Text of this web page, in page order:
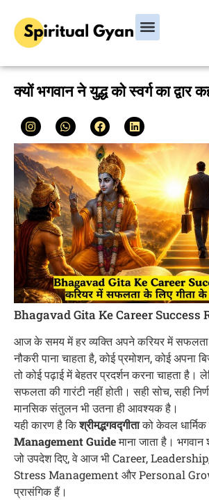
क्यों भगवान ने युद्ध को स्वर्ग का द्वार
Bhagavad Gita Ke Career Success
आज के समय में हर व्यक्ति अपने करियर में सफलता
नौकरी पाना चाहता है, कोई प्रमोशन, कोई अपना
तो कोई पढ़ाई में बेहतर प्रदर्शन करना चाहता
सफलता की गारंटी नहीं होती। सही सोच, सही
मानसिक संतुलन भी उतना ही आवश्यक है।
यही कारण है किश्रीमद्भगवद्गीताको केवल
Management Guideमाना जाता है।
जो उपदेश दिए, वे आज भी Career,
Stress Management और Personal
प्रासंगिक हैं।